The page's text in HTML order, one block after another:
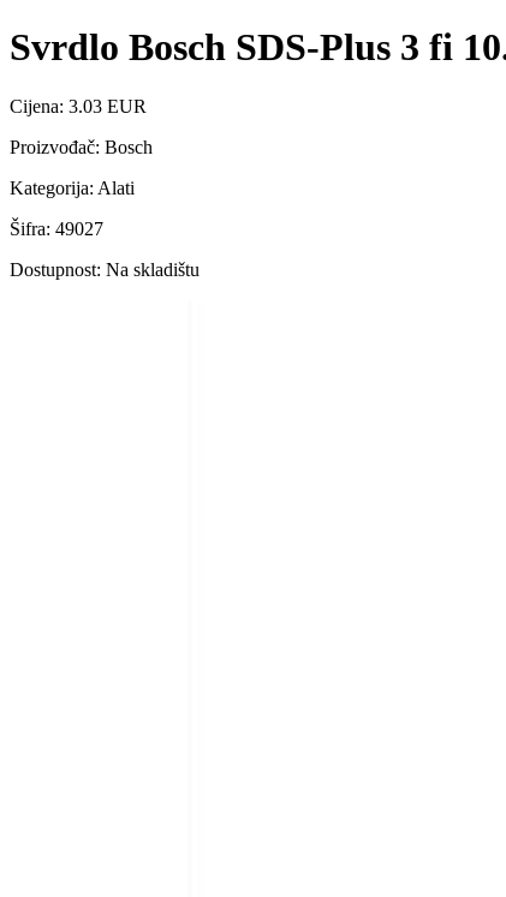
Svrdlo Bosch SDS-Plus 3 fi
Cijena: 3.03 EUR
Proizvođač: Bosch
Kategorija: Alati
Šifra: 49027
Dostupnost: Na skladištu